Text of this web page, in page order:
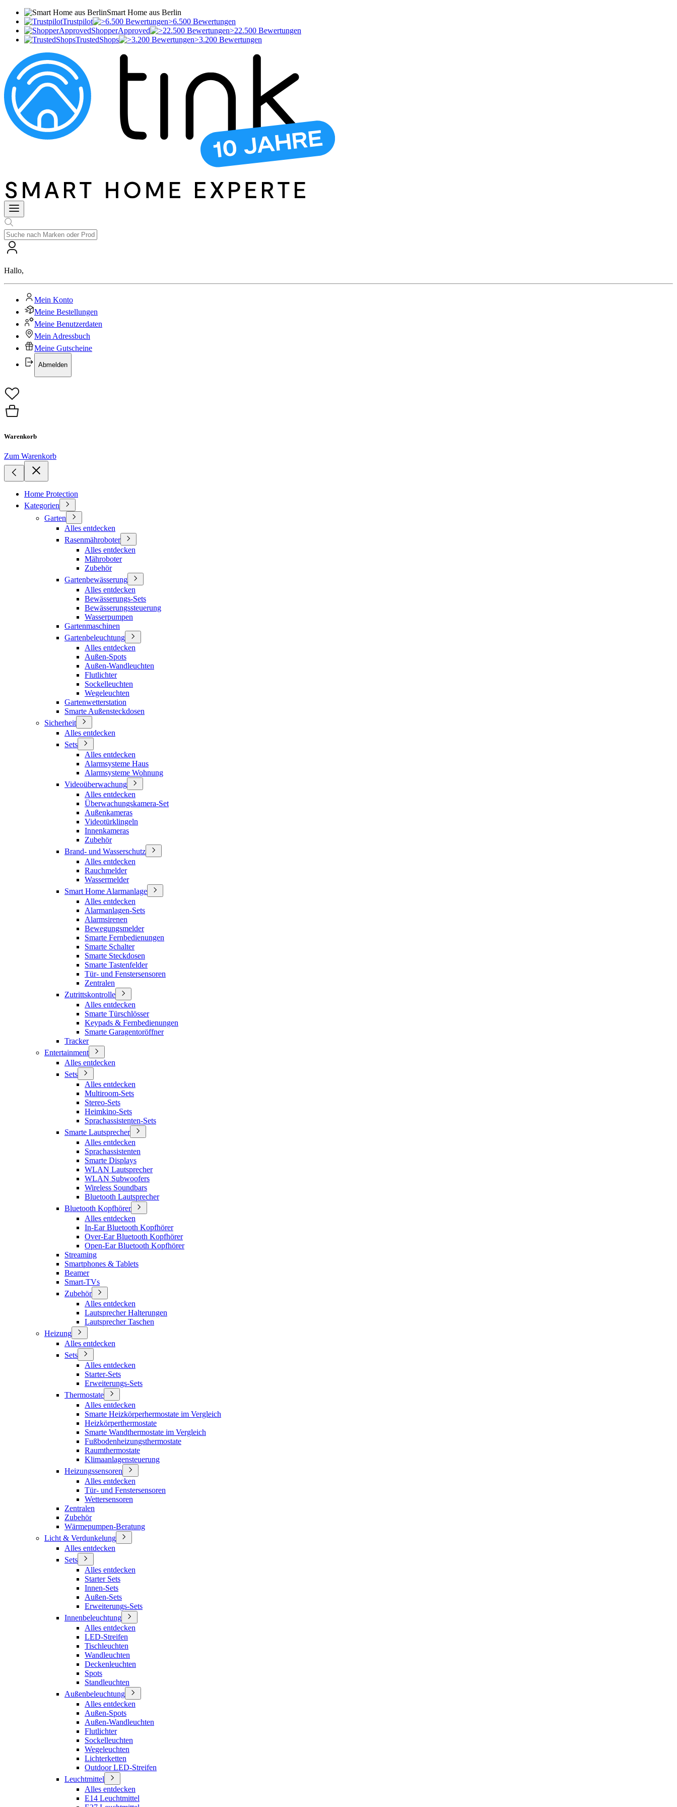
Smart Home aus Berlin
Trustpilot
>6.500 Bewertungen
ShopperApproved
>22.500 Bewertungen
TrustedShops
>3.200 Bewertungen
Hallo,
Mein Konto
Meine Bestellungen
Meine Benutzerdaten
Mein Adressbuch
Meine Gutscheine
Abmelden
Warenkorb
Zum Warenkorb
Home Protection
Kategorien
Garten
Alles entdecken
Rasenmähroboter
Alles entdecken
Mähroboter
Zubehör
Gartenbewässerung
Alles entdecken
Bewässerungs-Sets
Bewässerungssteuerung
Wasserpumpen
Gartenmaschinen
Gartenbeleuchtung
Alles entdecken
Außen-Spots
Außen-Wandleuchten
Flutlichter
Sockelleuchten
Wegeleuchten
Gartenwetterstation
Smarte Außensteckdosen
Sicherheit
Alles entdecken
Sets
Alles entdecken
Alarmsysteme Haus
Alarmsysteme Wohnung
Videoüberwachung
Alles entdecken
Überwachungskamera-Set
Außenkameras
Videotürklingeln
Innenkameras
Zubehör
Brand- und Wasserschutz
Alles entdecken
Rauchmelder
Wassermelder
Smart Home Alarmanlage
Alles entdecken
Alarmanlagen-Sets
Alarmsirenen
Bewegungsmelder
Smarte Fernbedienungen
Smarte Schalter
Smarte Steckdosen
Smarte Tastenfelder
Tür- und Fenstersensoren
Zentralen
Zutrittskontrolle
Alles entdecken
Smarte Türschlösser
Keypads & Fernbedienungen
Smarte Garagentoröffner
Tracker
Entertainment
Alles entdecken
Sets
Alles entdecken
Multiroom-Sets
Stereo-Sets
Heimkino-Sets
Sprachassistenten-Sets
Smarte Lautsprecher
Alles entdecken
Sprachassistenten
Smarte Displays
WLAN Lautsprecher
WLAN Subwoofers
Wireless Soundbars
Bluetooth Lautsprecher
Bluetooth Kopfhörer
Alles entdecken
In-Ear Bluetooth Kopfhörer
Over-Ear Bluetooth Kopfhörer
Open-Ear Bluetooth Kopfhörer
Streaming
Smartphones & Tablets
Beamer
Smart-TVs
Zubehör
Alles entdecken
Lautsprecher Halterungen
Lautsprecher Taschen
Heizung
Alles entdecken
Sets
Alles entdecken
Starter-Sets
Erweiterungs-Sets
Thermostate
Alles entdecken
Smarte Heizkörperhermostate im Vergleich
Heizkörperthermostate
Smarte Wandthermostate im Vergleich
Fußbodenheizungsthermostate
Raumthermostate
Klimaanlagensteuerung
Heizungssensoren
Alles entdecken
Tür- und Fenstersensoren
Wettersensoren
Zentralen
Zubehör
Wärmepumpen-Beratung
Licht & Verdunkelung
Alles entdecken
Sets
Alles entdecken
Starter Sets
Innen-Sets
Außen-Sets
Erweiterungs-Sets
Innenbeleuchtung
Alles entdecken
LED-Streifen
Tischleuchten
Wandleuchten
Deckenleuchten
Spots
Standleuchten
Außenbeleuchtung
Alles entdecken
Außen-Spots
Außen-Wandleuchten
Flutlichter
Sockelleuchten
Wegeleuchten
Lichterketten
Outdoor LED-Streifen
Leuchtmittel
Alles entdecken
E14 Leuchtmittel